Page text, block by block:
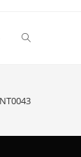
NT0043